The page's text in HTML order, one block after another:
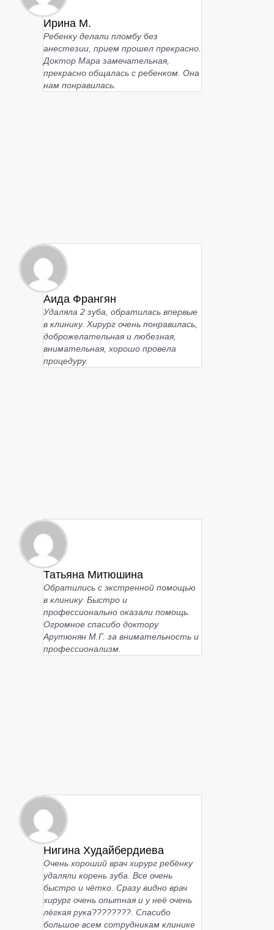
Ирина М.
Ребенку делали пломбу без
анестезии, прием прошел прекрасно.
Доктор Мара замечательная,
прекрасно общалась с ребенком. Она
нам понравилась.
Аида Франгян
Удаляла 2 зуба, обратилась впервые
в клинику. Хирург очень понравилась,
доброжелательная и любезная,
внимательная, хорошо провела
процедуру.
Татьяна Митюшина
Обратились с экстренной помощью
в клинику. Быстро и
профессионально оказали помощь.
Огромное спасибо доктору
Арутюнян М.Г. за внимательность и
профессионализм.
Нигина Худайбердиева
Очень хороший врач хирург ребёнку
удаляли корень зуба. Все очень
быстро и чётко. Сразу видно врач
хирург очень опытная и у неё очень
лёгкая рука????????. Спасибо
большое всем сотрудникам клинике